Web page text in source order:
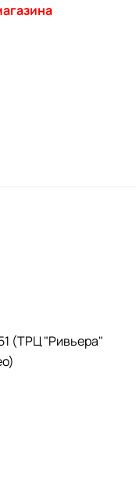
(ТРЦ "Ривьера"